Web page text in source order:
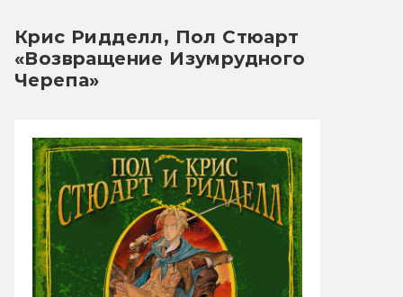
Крис Ридделл, Пол Стюарт
«Возвращение Изумрудного
Черепа»